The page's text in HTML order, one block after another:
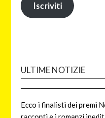
Iscriviti
ULTIME NOTIZIE
Ecco i finalisti dei premi